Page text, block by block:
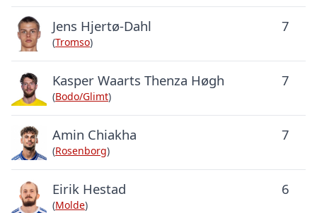
Jens Hjertø-Dahl
(Tromso)
7
Kasper Waarts Thenza Høgh
(Bodo/Glimt)
7
Amin Chiakha
(Rosenborg)
7
Eirik Hestad
(Molde)
6